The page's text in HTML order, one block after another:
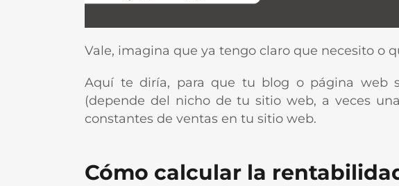
Vale, imagina que ya tengo claro que necesito o
Aquí te diría, para que tu blog o página web
(depende del nicho de tu sitio web, a veces
constantes de ventas en tu sitio web.
Cómo calcular la